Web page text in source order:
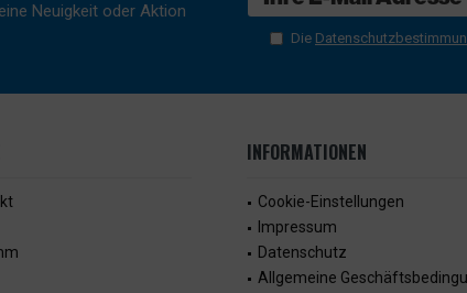
Neuigkeit oder Aktion
Die
INFORMATIONEN
Cookie-Einstellungen
Impressum
Datenschutz
Allgemeine